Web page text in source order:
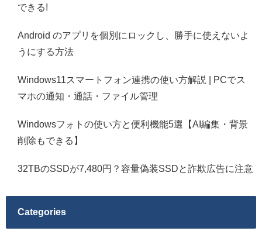
できる!
Android のアプリを個別にロックし、勝手に使えないよ
うにする方法
Windows11スマートフォン連携の使い方解説 | PCでス
マホの通知・通話・ファイル管理
Windowsフォトの使い方と便利機能5選【AI編集・背景
削除もできる】
32TBのSSDが7,480円？容量偽装SSDと詐欺広告に注意
Categories